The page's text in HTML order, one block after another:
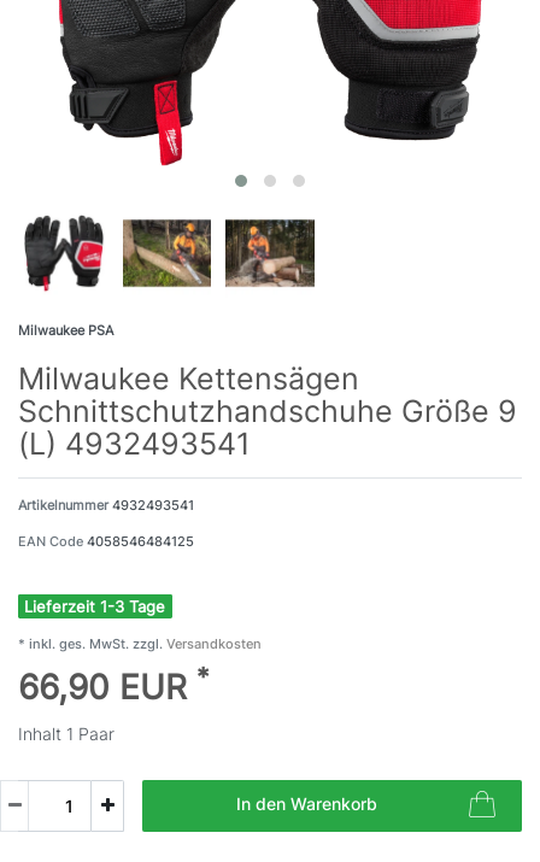
Milwaukee PSA
Milwaukee Kettensägen
Schnittschutzhandschuhe Größe 9
(L) 4932493541
Artikelnummer4932493541
EAN Code 4058546484125
Lieferzeit 1-3 Tage
* inkl. ges. MwSt. zzgl. Versandkosten
66,90 EUR *
Inhalt 1 Paar
In den Warenkorb